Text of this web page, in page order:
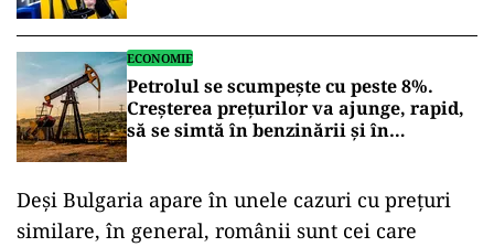
ECONOMIE
Petrolul se scumpește cu peste 8%.
Creșterea prețurilor va ajunge, rapid,
să se simtă în benzinării și în
Deși Bulgaria apare în unele cazuri cu prețuri
similare, în general, românii sunt cei care